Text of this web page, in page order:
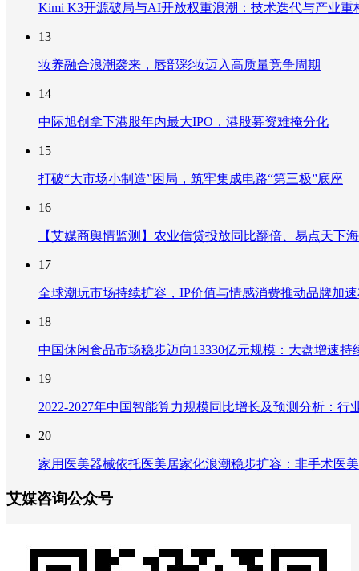
Kimi K3开源破局与AI开放权重浪潮：技术迭代与产业重
13
妆养融合浪潮袭来，唇部彩妆迈入高质量竞争周期
14
中际旭创拿下港股年内最大IPO，港股募资难掩分化
15
打破“大市场小制造”困局，筑牢集成电路“第三极”底座
16
【艾媒商舆情监测】农业信贷投放同比翻倍、易点天下
17
全球潮玩市场持续扩容，IP价值与情感消费推动品牌加
18
中国休闲食品市场稳步迈向13330亿元规模：大盘增速
19
2022-2027年中国智能算力规模同比增长及预测分析：
20
家用医美器械依托医美居家化浪潮稳步扩容：非手术医
艾媒咨询公众号